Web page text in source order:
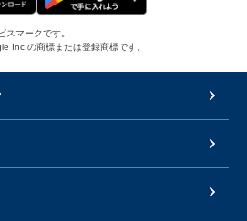
マークです。
Inc.の商標または登録商標です。